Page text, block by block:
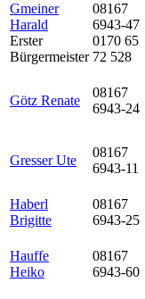
Gmeiner
Harald
Erster
Bürgermeister
08167
6943-47
0170 65
72 528
Götz Renate
08167
6943-24
Gresser Ute
08167
6943-11
Haberl
Brigitte
08167
6943-25
Hauffe
Heiko
08167
6943-60